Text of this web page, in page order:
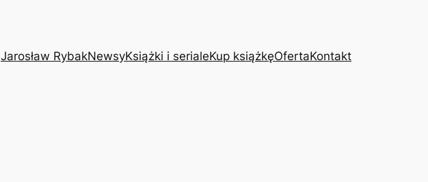
Jarosław RybakNewsyKsiążki i serialeKup książkęOfertaKontakt